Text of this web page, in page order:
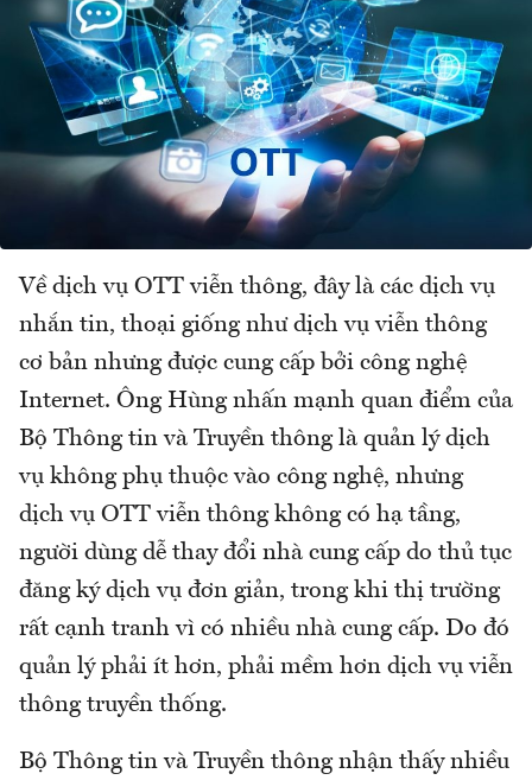
Về dịch vụ OTT viễn thông, đây là các dịch vụ
nhắn tin, thoại giống như dịch vụ viễn thông
cơ bản nhưng được cung cấp bởi công nghệ
Internet. Ông Hùng nhấn mạnh quan điểm của
Bộ Thông tin và Truyền thông là quản lý dịch
vụ không phụ thuộc vào công nghệ, nhưng
dịch vụ OTT viễn thông không có hạ tầng,
người dùng dễ thay đổi nhà cung cấp do thủ tục
đăng ký dịch vụ đơn giản, trong khi thị trường
rất cạnh tranh vì có nhiều nhà cung cấp. Do đó
quản lý phải ít hơn, phải mềm hơn dịch vụ viễn
thông truyền thống.
Bộ Thông tin và Truyền thông nhận thấy nhiều